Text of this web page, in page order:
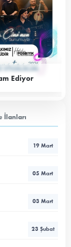
Ediyor
İlanları
19 Mart
05 Mart
03 Mart
23 Şubat